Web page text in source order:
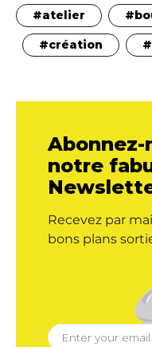
atelier
création
Abonnez-
notre
Recevez par
bons plans